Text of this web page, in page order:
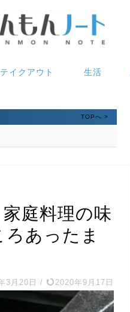
テイクアウト 生活
TOPへ >
庭料理の味
あったま
3月20日 / 2020年9月17日